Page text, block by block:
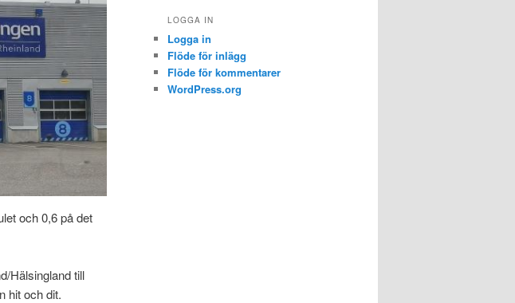
och 0,6 på det
Hälsingland till
hit och dit.
LOGGA IN
Logga in
Flöde för inlägg
Flöde för kommentarer
WordPress.org